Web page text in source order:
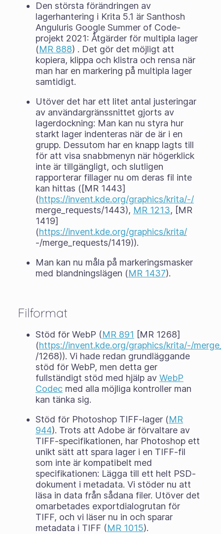
Den största förändringen av
lagerhantering i Krita 5.1 är Santhosh
Anguluris Google Summer of Code-
projekt 2021: Åtgärder för multipla lager
(MR 888) . Det gör det möjligt att
kopiera, klippa och klistra och rensa när
man har en markering på multipla lager
samtidigt.
Utöver det har ett litet antal justeringar
av användargränssnittet gjorts av
lagerdockning: Man kan nu styra hur
starkt lager indenteras när de är i en
grupp. Dessutom har en knapp lagts till
för att visa snabbmenyn när högerklick
inte är tillgängligt, och slutligen
rapporterar fillager nu om deras fil inte
kan hittas ([MR 1443]
(https://invent.kde.org/graphics/krita/-/
merge_requests/1443), MR 1213, [MR
1419]
(https://invent.kde.org/graphics/krita/
-/merge_requests/1419)).
Man kan nu måla på markeringsmasker
med blandningslägen (MR 1437).
Filformat
Stöd för WebP (MR 891 [MR 1268]
(https://invent.kde.org/graphics/krita/-/
/1268)). Vi hade redan grundläggande
stöd för WebP, men detta ger
fullständigt stöd med hjälp av WebP
Codecmed alla möjliga kontroller man
kan tänka sig.
Stöd för Photoshop TIFF-lager (MR
944). Trots att Adobe är förvaltare av
TIFF-specifikationen, har Photoshop ett
unikt sätt att spara lager i en TIFF-fil
som inte är kompatibelt med
specifikationen: Lägga till ett helt PSD-
dokument i metadata. Vi stöder nu att
läsa in data från sådana filer. Utöver det
omarbetades exportdialogrutan för
TIFF, och vi läser nu in och sparar
metadata i TIFF (MR 1015).